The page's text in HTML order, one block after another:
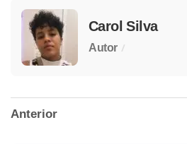
Carol Silva
Autor /
Anterior